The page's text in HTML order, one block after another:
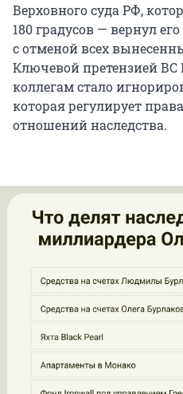
Верховного суда РФ,
180 градусов — вернул
с отменой всех
Ключевой претензией
коллегам стало
которая регулирует
отношений наследства.